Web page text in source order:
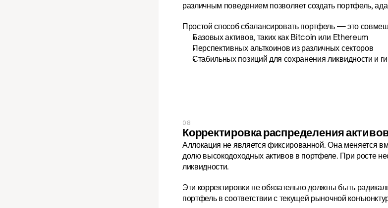
различным поведением позволяет создать портфель,
Простой способ сбалансировать портфель — это
Базовых активов, таких как Bitcoin или Ethereum
Перспективных альткоинов из различных секторов
Стабильных позиций для сохранения ликвидности и
08
Корректировка распределения
Аллокация не является фиксированной. Она меняется
долю высокодоходных активов в портфеле. При росте
ликвидности.
Эти корректировки не обязательно должны быть
портфель в соответствии с текущей рыночной